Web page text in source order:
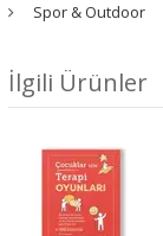
Spor & Outdoor
İlgili Ürünler